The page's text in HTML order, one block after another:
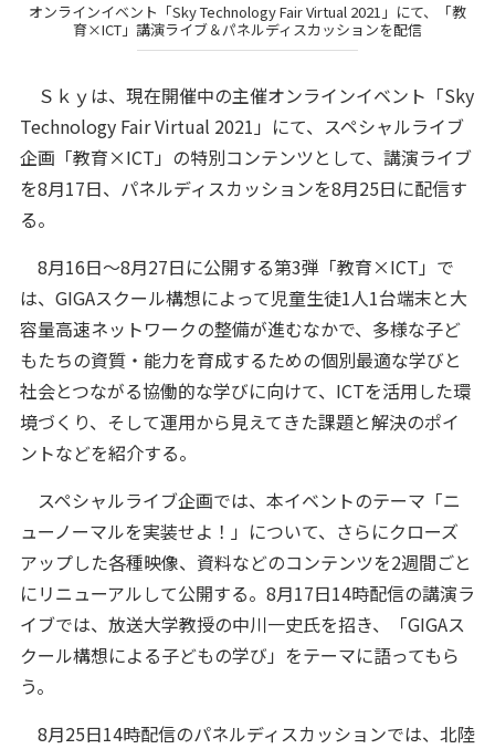
オンラインイベント「Sky Technology Fair Virtual 2021」にて、「教
育×ICT」講演ライブ＆パネルディスカッションを配信
Ｓｋｙは、現在開催中の主催オンラインイベント「Sky
Technology Fair Virtual 2021」にて、スペシャルライブ
企画「教育×ICT」の特別コンテンツとして、講演ライブ
を8月17日、パネルディスカッションを8月25日に配信す
る。
8月16日～8月27日に公開する第3弾「教育×ICT」で
は、GIGAスクール構想によって児童生徒1人1台端末と大
容量高速ネットワークの整備が進むなかで、多様な子ど
もたちの資質・能力を育成するための個別最適な学びと
社会とつながる協働的な学びに向けて、ICTを活用した環
境づくり、そして運用から見えてきた課題と解決のポイ
ントなどを紹介する。
スペシャルライブ企画では、本イベントのテーマ「ニ
ューノーマルを実装せよ！」について、さらにクローズ
アップした各種映像、資料などのコンテンツを2週間ごと
にリニューアルして公開する。8月17日14時配信の講演ラ
イブでは、放送大学教授の中川一史氏を招き、「GIGAス
クール構想による子どもの学び」をテーマに語ってもら
う。
8月25日14時配信のパネルディスカッションでは、北陸